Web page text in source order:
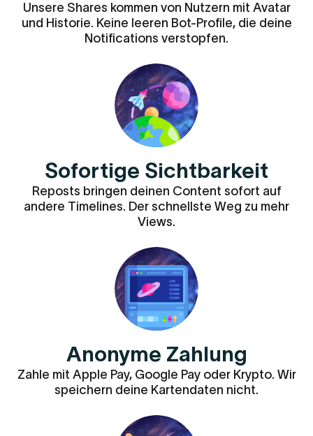
Unsere Shares kommen von Nutzern mit Avatar
und Historie. Keine leeren Bot-Profile, die deine
Notifications verstopfen.
Sofortige Sichtbarkeit
Reposts bringen deinen Content sofort auf
andere Timelines. Der schnellste Weg zu mehr
Views.
Anonyme Zahlung
Zahle mit Apple Pay, Google Pay oder Krypto. Wir
speichern deine Kartendaten nicht.